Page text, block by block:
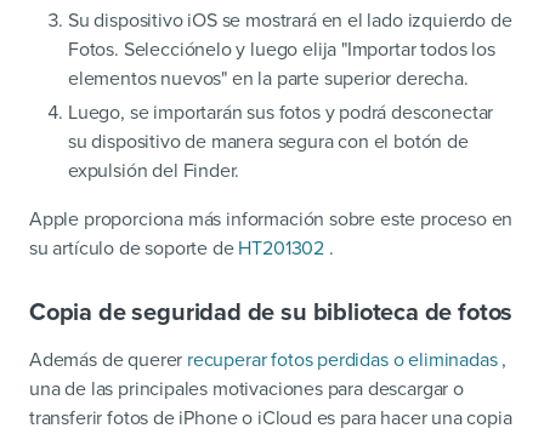
Su dispositivo iOS se mostrará en el lado izquierdo de
Fotos. Selecciónelo y luego elija "Importar todos los
elementos nuevos" en la parte superior derecha.
Luego, se importarán sus fotos y podrá desconectar
su dispositivo de manera segura con el botón de
expulsión del Finder.
Apple proporciona más información sobre este proceso en
su artículo de soporte de HT201302 .
Copia de seguridad de su biblioteca de fotos
Además de querer recuperar fotos perdidas o eliminadas,
una de las principales motivaciones para descargar o
transferir fotos de iPhone o iCloud es para hacer una copia